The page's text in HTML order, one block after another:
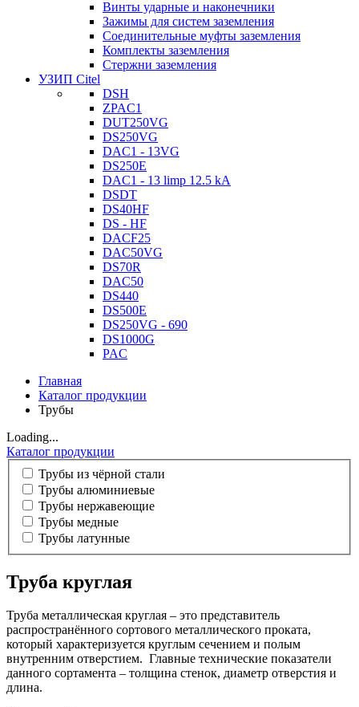
Винты ударные и наконечники
Зажимы для систем заземления
Соединительные муфты заземления
Комплекты заземления
Стержни заземления
УЗИП Citel
DSH
ZPAC1
DUT250VG
DS250VG
DAC1 - 13VG
DS250E
DAC1 - 13 limp 12.5 kA
DSDT
DS40HF
DS - HF
DACF25
DAC50VG
DS70R
DAC50
DS440
DS500E
DS250VG - 690
DS1000G
PAC
Главная
Каталог продукции
Трубы
Loading...
Каталог продукции
Трубы из чёрной стали
Трубы алюминиевые
Трубы нержавеющие
Трубы медные
Трубы латунные
Труба круглая
Труба металлическая круглая – это представитель
распространённого сортового металлического проката,
который характеризуется круглым сечением и полым
внутренним отверстием. Главные технические показатели
данного сортамента – толщина стенок, диаметр отверстия и
длина.